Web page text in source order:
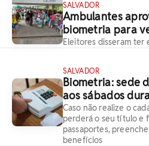
SALVADOR
Ambulantes
biometria para
Eleitores disseram ter
SALVADOR
Biometria: sede
aos sábados
Caso não realize o
perderá o seu título e
passaportes,
benefícios